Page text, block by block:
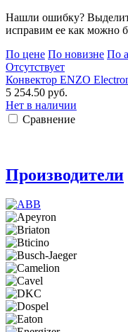
Нашли ошибку?
исправим ее как можно
По цене По новизне По
Отсутствует
Конвектор ENZO
5 254.50 руб.
Нет в наличии
Сравнение
Производители